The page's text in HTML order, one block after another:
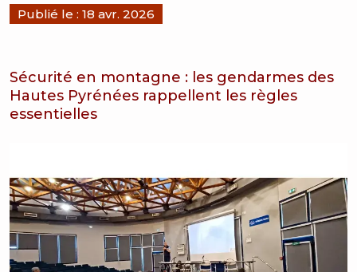
Publié le : 18 avr. 2026
Sécurité en montagne : les gendarmes des
Hautes Pyrénées rappellent les règles
essentielles